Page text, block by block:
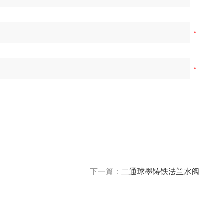
下一篇： 二通球墨铸铁法兰水阀